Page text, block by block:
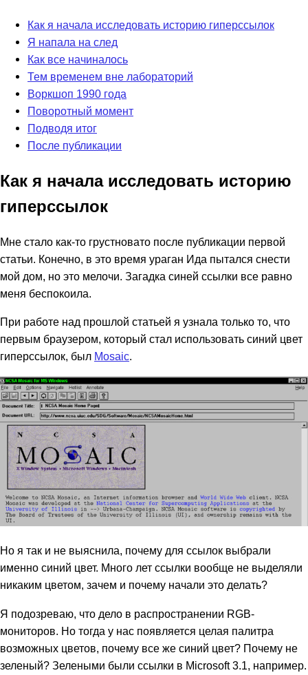
Как я начала исследовать историю гиперссылок
Я напала на след
Как все начиналось
Тем временем вне лабораторий
Воркшоп 1990 года
Поворотный момент
Подводя итог
После публикации
Как я начала исследовать историю
гиперссылок
Мне стало как-то грустновато после публикации первой
статьи. Конечно, в это время ураган Ида пытался снести
мой дом, но это мелочи. Загадка синей ссылки все равно
меня беспокоила.
При работе над прошлой статьей я узнала только то, что
первым браузером, который стал использовать синий цвет
гиперссылок, был Mosaic.
Но я так и не выяснила, почему для ссылок выбрали
именно синий цвет. Много лет ссылки вообще не выделяли
никаким цветом, зачем и почему начали это делать?
Я подозреваю, что дело в распространении RGB-
мониторов. Но тогда у нас появляется целая палитра
возможных цветов, почему все же синий цвет? Почему не
зеленый? Зелеными были ссылки в Microsoft 3.1, например.